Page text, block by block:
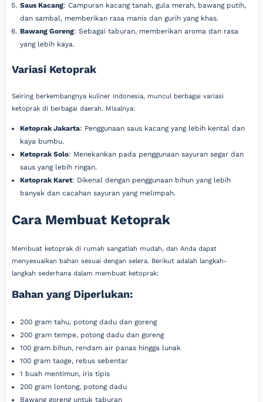
Saus Kacang: Campuran kacang tanah, gula merah, bawang putih,
dan sambal, memberikan rasa manis dan gurih yang khas.
Bawang Goreng: Sebagai taburan, memberikan aroma dan rasa
yang lebih kaya.
Variasi Ketoprak
Seiring berkembangnya kuliner Indonesia, muncul berbagai variasi
ketoprak di berbagai daerah. Misalnya:
Ketoprak Jakarta: Penggunaan saus kacang yang lebih kental dan
kaya bumbu.
Ketoprak Solo: Menekankan pada penggunaan sayuran segar dan
saus yang lebih ringan.
Ketoprak Karet: Dikenal dengan penggunaan bihun yang lebih
banyak dan cacahan sayuran yang melimpah.
Cara Membuat Ketoprak
Membuat ketoprak di rumah sangatlah mudah, dan Anda dapat
menyesuaikan bahan sesuai dengan selera. Berikut adalah langkah-
langkah sederhana dalam membuat ketoprak:
Bahan yang Diperlukan:
200 gram tahu, potong dadu dan goreng
200 gram tempe, potong dadu dan goreng
100 gram bihun, rendam air panas hingga lunak
100 gram taoge, rebus sebentar
1 buah mentimun, iris tipis
200 gram lontong, potong dadu
Bawang goreng untuk taburan